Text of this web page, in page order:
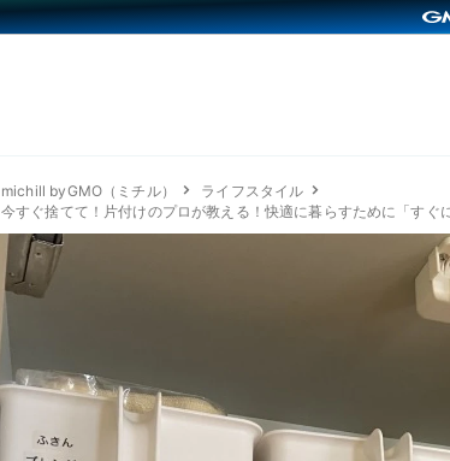
michill byGMO（ミチル）
ライフスタイル
今すぐ捨てて！片付けのプロが教える！快適に暮らすために「すぐ